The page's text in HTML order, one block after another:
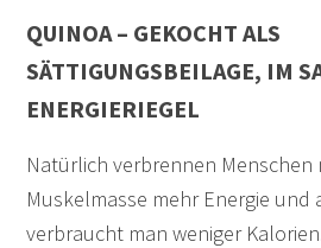
QUINOA – GEKOCHT ALS
SÄTTIGUNGSBEILAGE, IM
ENERGIERIEGEL
Natürlich verbrennen Menschen
Muskelmasse mehr Energie und
verbraucht man weniger